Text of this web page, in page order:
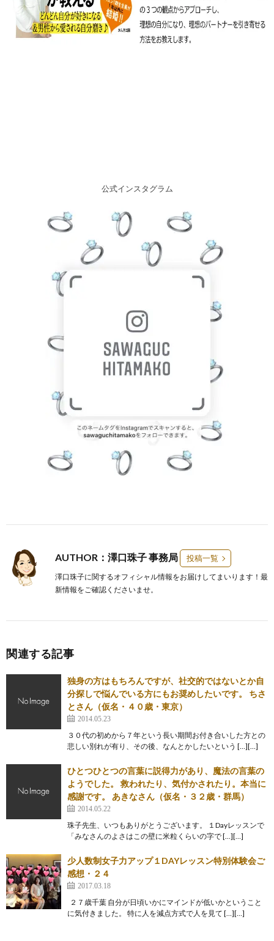
公式インスタグラム
AUTHOR：澤口珠子 事務局 投稿一覧
澤口珠子に関するオフィシャル情報をお届けしてまいります！最
新情報をご確認くださいませ。
関連する記事
独身の方はもちろんですが、社交的ではないとか自
分探しで悩んでいる方にもお奨めしたいです。 ちさ
とさん（仮名・４０歳・東京）
2014.05.23
３０代の初めから７年という長い期間お付き合いした方との
悲しい別れが有り、その後、なんとかしたいという […][…]
ひとつひとつの言葉に説得力があり、魔法の言葉の
ようでした。 救われたり、気付かされたり。本当に
感謝です。 あきなさん（仮名・３２歳・群馬）
2014.05.22
珠子先生、いつもありがとうございます。 １Dayレッスンで
「みなさんのよさはこの壁に米粒くらいの字で […][…]
少人数制女子力アップ１DAYレッスン特別体験会ご
感想・２４
2017.03.18
２７歳千葉 自分が日頃いかにマインドが低いかということ
に気付きました。 特に人を減点方式で人を見て […][…]